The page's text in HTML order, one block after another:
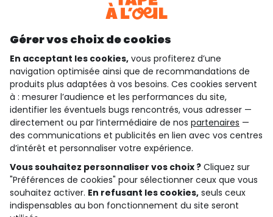
qui sommes-nous ?
besoin d'aide ?
le club fidélité
notre catalogue
Conditions générales de ventes et d'utilisation
Conditions d’utilisation des réseaux sociaux
Gérer vos choix de cookies
En acceptant les cookies, vous profiterez d’une
navigation optimisée ainsi que de recommandations de
produits plus adaptées à vos besoins. Ces cookies servent
à : mesurer l’audience et les performances du site,
identifier les éventuels bugs rencontrés, vous adresser —
directement ou par l’intermédiaire de nos partenaires —
des communications et publicités en lien avec vos centres
d’intérêt et personnaliser votre expérience.
Vous souhaitez personnaliser vos choix ? Cliquez sur
"Préférences de cookies" pour sélectionner ceux que vous
souhaitez activer. En refusant les cookies, seuls ceux
indispensables au bon fonctionnement du site seront